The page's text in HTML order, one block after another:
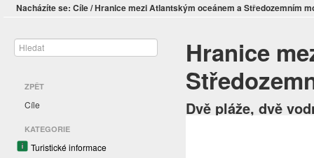
Nacházíte se: Cíle/Hranice mezi Atlantským oceánem a Středozemním
ZPĚT
Cíle
KATEGORIE
Turistické informace
Hranice
Dvě pláže, dvě